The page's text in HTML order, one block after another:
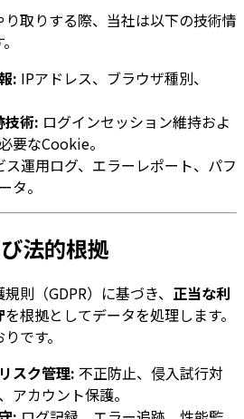
取りする際、当社は以下の技術情
: IPアドレス、ブラウザ種別、
術: ログインセッション維持およ
要なCookie。
ス運用ログ、エラーレポート、パフ
タ。
法的根拠
則（GDPR）に基づき、 正当な利
を根拠としてデータを処理します。
です。
スク管理: 不正防止、侵入試行対
アカウント保護。